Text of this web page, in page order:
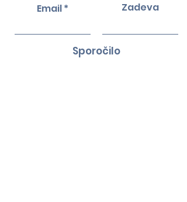
Email Zadeva
Sporočilo